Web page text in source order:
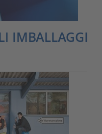
IMBALLAGGI